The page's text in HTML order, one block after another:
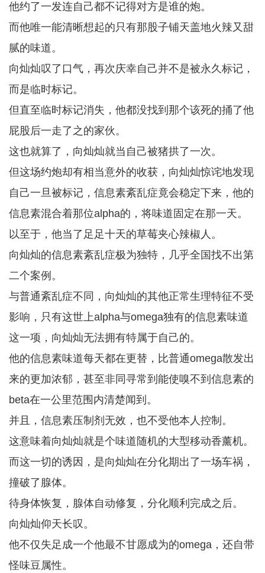
他约了一发连自己都不记得对方是谁的炮。
而他唯一能清晰想起的只有那股子铺天盖地火辣又甜
腻的味道。
向灿灿叹了口气，再次庆幸自己并不是被永久标记，
而是临时标记。
但直至临时标记消失，他都没找到那个该死的捅了他
屁股后一走了之的家伙。
这也就算了，向灿灿就当自己被猪拱了一次。
但这场约炮却有相当意外的收获，向灿灿惊诧地发现
自己一旦被标记，信息素紊乱症竟会稳定下来，他的
信息素混合着那位alpha的，将味道固定在那一天。
以至于，他当了足足十天的草莓夹心辣椒人。
向灿灿的信息素紊乱症极为独特，几乎全国找不出第
二个案例。
与普通紊乱症不同，向灿灿的其他正常生理特征不受
影响，只有这世上alpha与omega独有的信息素味道
这一项，向灿灿无法拥有特属于自己的。
他的信息素味道每天都在更替，比普通omega散发出
来的更加浓郁，甚至非同寻常到能使嗅不到信息素的
beta在一公里范围内清楚闻到。
并且，信息素压制剂无效，也不受他本人控制。
这意味着向灿灿就是个味道随机的大型移动香薰机。
而这一切的诱因，是向灿灿在分化期出了一场车祸，
撞破了腺体。
待身体恢复，腺体自动修复，分化顺利完成之后。
向灿灿仰天长叹。
他不仅失足成一个他最不甘愿成为的omega，还自带
怪味豆属性。